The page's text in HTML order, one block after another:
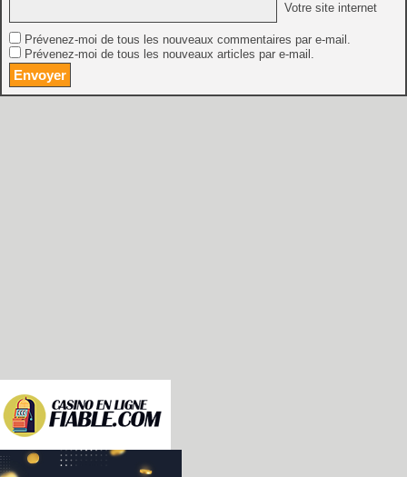
Votre site internet
Prévenez-moi de tous les nouveaux commentaires par e-mail.
Prévenez-moi de tous les nouveaux articles par e-mail.